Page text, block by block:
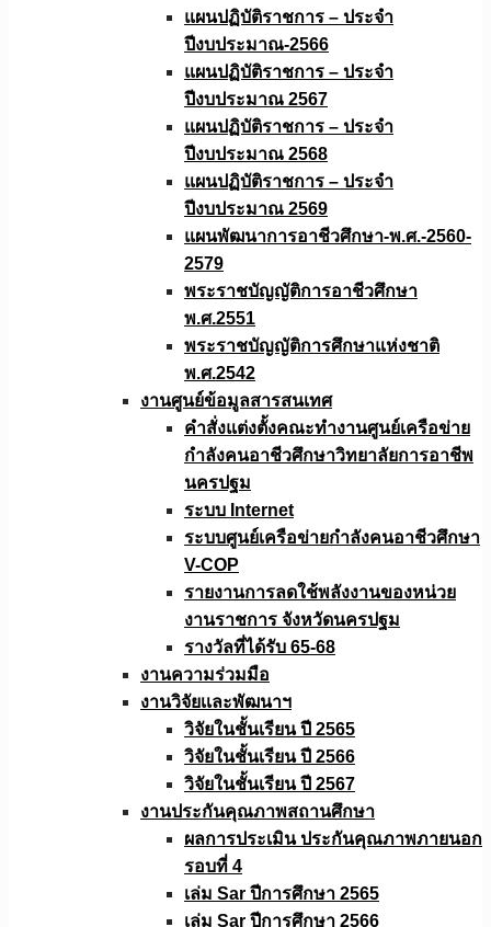
แผนปฏิบัติราชการ – ประจำ
ปีงบประมาณ-2566
แผนปฏิบัติราชการ – ประจำ
ปีงบประมาณ 2567
แผนปฏิบัติราชการ – ประจำ
ปีงบประมาณ 2568
แผนปฏิบัติราชการ – ประจำ
ปีงบประมาณ 2569
แผนพัฒนาการอาชีวศึกษา-พ.ศ.-2560-
2579
พระราชบัญญัติการอาชีวศึกษา
พ.ศ.2551
พระราชบัญญัติการศึกษาแห่งชาติ
พ.ศ.2542
งานศูนย์ข้อมูลสารสนเทศ
คำสั่งแต่งตั้งคณะทำงานศูนย์เครือข่าย
กำลังคนอาชีวศึกษาวิทยาลัยการอาชีพ
นครปฐม
ระบบ Internet
ระบบศูนย์เครือข่ายกำลังคนอาชีวศึกษา
V-COP
รายงานการลดใช้พลังงานของหน่วย
งานราชการ จังหวัดนครปฐม
รางวัลที่ได้รับ 65-68
งานความร่วมมือ
งานวิจัยเเละพัฒนาฯ
วิจัยในชั้นเรียน ปี 2565
วิจัยในชั้นเรียน ปี 2566
วิจัยในชั้นเรียน ปี 2567
งานประกันคุณภาพสถานศึกษา
ผลการประเมิน ประกันคุณภาพภายนอก
รอบที่ 4
เล่ม Sar ปีการศึกษา 2565
เล่ม Sar ปีการศึกษา 2566